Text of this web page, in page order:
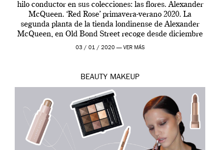
hilo conductor en sus colecciones: las flores. Alexander
McQueen. ‘Red Rose’ primavera-verano 2020. La
segunda planta de la tienda londinense de Alexander
McQueen, en Old Bond Street recoge desde diciembre
de 2019 hasta final de abril […]
03 / 01 / 2020 — VER MÁS
BEAUTY MAKEUP